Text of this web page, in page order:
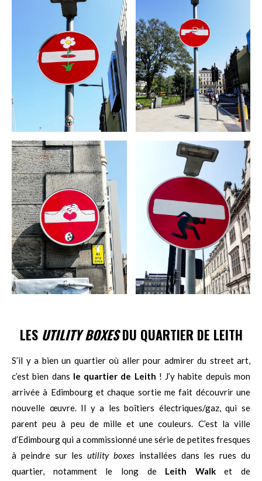
LES UTILITY BOXESDU QUARTIER DE LEITH
S’il y a bien un quartier où aller pour admirer du street art,
c’est bien dans le quartier de Leith ! J’y habite depuis mon
arrivée à Edimbourg et chaque sortie me fait découvrir une
nouvelle œuvre. Il y a les boîtiers électriques/gaz, qui se
parent peu à peu de mille et une couleurs. C’est la ville
d’Edimbourg qui a commissionné une série de petites fresques
à peindre sur lesutility boxes installées dans les rues du
quartier, notamment le long de Leith Walket de